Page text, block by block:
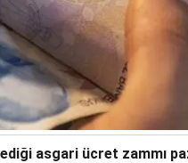
asgari ücret zammı